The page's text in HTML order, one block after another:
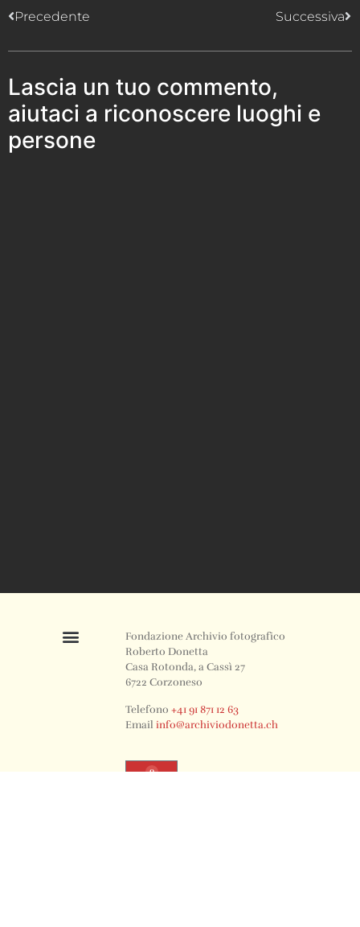
Precedente Successiva
Lascia un tuo commento,
aiutaci a riconoscere luoghi e
persone
Fondazione Archivio fotografico
Roberto Donetta
Casa Rotonda, a Cassì 27
6722 Corzoneso
Telefono+41 91 871 12 63
Emailinfo@archiviodonetta.ch
0